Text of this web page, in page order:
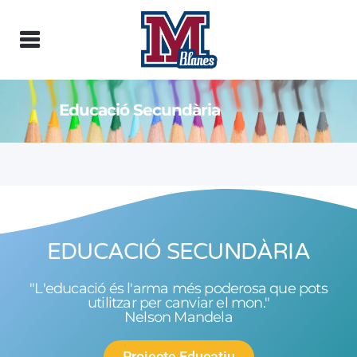
Educació Secundària
EDUCACIÓ SECUNDÀRIA
"L'educació és l'arma més poderosa que pots
utilitzar per canviar el mon."
Nelson Mandela